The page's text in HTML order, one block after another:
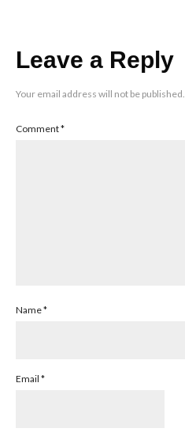
Leave a Reply
Your email address will not be published.
Comment*
Name*
Email *